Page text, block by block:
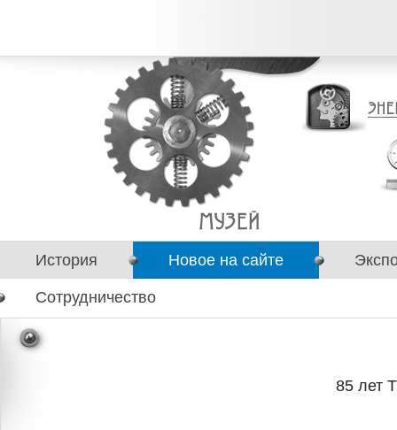
История Новое на сайте
Сотрудничество
85 лет